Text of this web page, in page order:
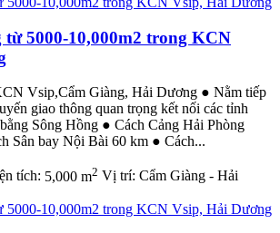
từ 5000-10,000m2 trong KCN
Vsip,Cẩm Giàng, Hải Dương ● Nằm tiếp
giao thông quan trọng kết nối các tỉnh
Sông Hồng ● Cách Cảng Hải Phòng
Sân bay Nội Bài 60 km ● Cách...
tích: 5,000 m2 Vị trí: Cẩm Giàng - Hải